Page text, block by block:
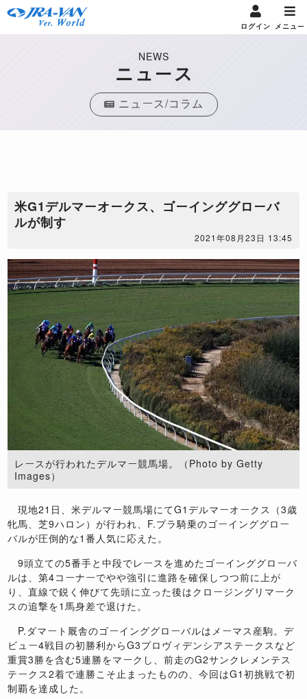
ログイン メニュー
NEWS
ニュース
ニュース/コラム
米G1デルマーオークス、ゴーインググローバ
ルが制す
2021年08月23日 13:45
レースが行われたデルマー競馬場。（Photo by Getty
Images）
現地21 日、米デルマー競馬場にてG1デルマーオークス（3歳
牝馬、芝9ハロン）が行われ、 F.プラ騎乗のゴーインググロー
バルが圧倒的な1番人気に応えた。
9頭立ての5番手と中段でレースを進めたゴーインググローバ
ルは、第4コーナーでやや強引に進路を確保しつつ前に上が
り、直線で鋭く伸びて先頭に立った後はクロージングリマーク
スの追撃を1馬身差で退けた。
P. ダマート厩舎のゴーインググローバルはメーマス産駒。デ
ビュー4戦目の初勝利からG3プロヴィデンシアステークスなど
重賞3勝を含む5連勝をマークし、前走のG2サンクレメンテス
テークス2着で連勝こそ止まったものの、今回はG1初挑戦で初
制覇を達成した。